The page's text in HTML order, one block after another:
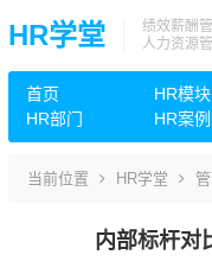
HR学堂
绩效薪酬
人力资源
首页 HR模块
HR部门
HR案例
当前位置 HR学堂
内部标杆对